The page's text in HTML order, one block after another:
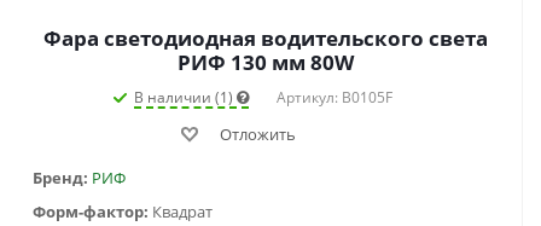
Фара светодиодная водительского света
РИФ 130 мм 80W
В наличии (1) Артикул: B0105F
Отложить
Бренд: РИФ
Форм-фактор: Квадрат